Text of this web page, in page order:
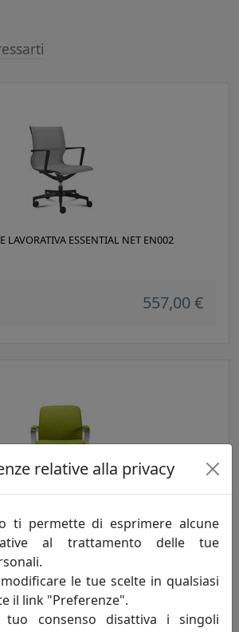
LAVORATIVA ESSENTIAL NET EN002
557,00 €
WAVE WA003
478,00 €
relative alla privacy
ti permette di esprimere alcune
al trattamento delle tue
le tue scelte in qualsiasi
il link "Preferenze".
consenso disattiva i singoli